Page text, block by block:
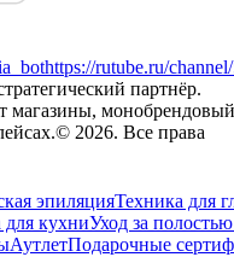
https://rutube.ru/
партнёр.
магазины,
2026. Все права
эпиляцияТехника для
для кухниУход за
АутлетПодарочные